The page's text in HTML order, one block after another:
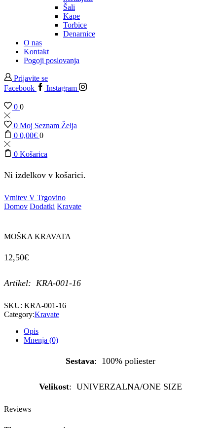
Šali
Kape
Torbice
Denarnice
O nas
Kontakt
Pogoji poslovanja
Prijavite se
Facebook
Instagram
0 0
0 Moj Seznam Želja
0 0,00€ 0
0 Košarica
Ni izdelkov v košarici.
Vrnitev V Trgovino
Domov Dodatki Kravate
MOŠKA KRAVATA
12,50€
Artikel: KRA-001-16
SKU: KRA-001-16
Category:Kravate
Opis
Mnenja (0)
Sestava: 100% poliester
Velikost: UNIVERZALNA/ONE SIZE
Reviews